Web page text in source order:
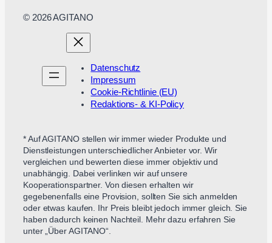
© 2026 AGITANO
Datenschutz
Impressum
Cookie-Richtlinie (EU)
Redaktions- & KI-Policy
* Auf AGITANO stellen wir immer wieder Produkte und
Dienstleistungen unterschiedlicher Anbieter vor. Wir
vergleichen und bewerten diese immer objektiv und
unabhängig. Dabei verlinken wir auf unsere
Kooperationspartner. Von diesen erhalten wir
gegebenenfalls eine Provision, sollten Sie sich anmelden
oder etwas kaufen. Ihr Preis bleibt jedoch immer gleich. Sie
haben dadurch keinen Nachteil. Mehr dazu erfahren Sie
unter „Über AGITANO“.